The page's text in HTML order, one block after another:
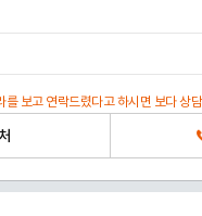
를 보고 연락드렸다고 하시면 보다 상